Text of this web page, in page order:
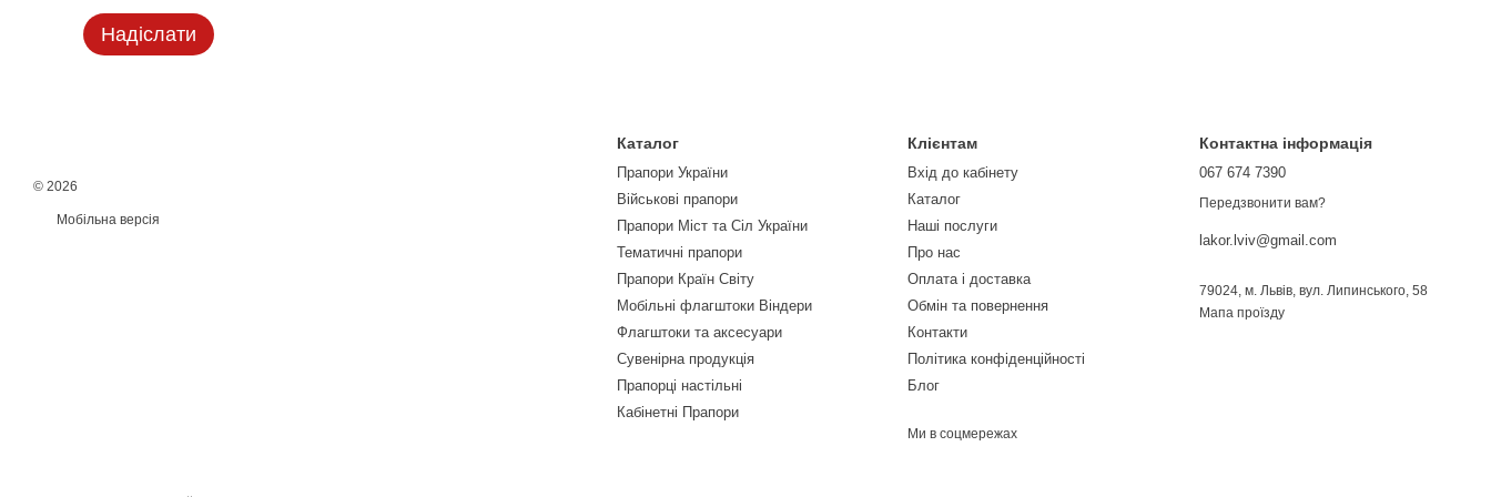
Надіслати
© 2026
Мобільна версія
Каталог
Прапори України
Військові прапори
Прапори Міст та Сіл України
Тематичні прапори
Прапори Країн Світу
Мобільні флагштоки Віндери
Флагштоки та аксесуари
Сувенірна продукція
Прапорці настільні
Кабінетні Прапори
Клієнтам
Вхід до кабінету
Каталог
Наші послуги
Про нас
Оплата і доставка
Обмін та повернення
Контакти
Політика конфіденційності
Блог
Ми в соцмережах
Контактна інформація
067 674 7390
Передзвонити вам?
lakor.lviv@gmail.com
79024, м. Львів, вул. Липинського, 58
Мапа проїзду